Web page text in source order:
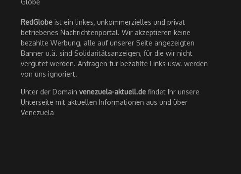
RedGlobe ist ein linkes, unkommerzielles und privat
betriebenes Nachrichtenportal. Wir akzeptieren keine
bezahlte Werbung, alle auf unserer Seite angezeigten
Banner u.ä. sind Solidaritätsanzeigen, für die wir nicht
vergütet werden. Anfragen für bezahlte Links usw. werden
von uns ignoriert.
Unter der Domain venezuela-aktuell.de findet Ihr unsere
Unterseite mit aktuellen Informationen aus und über
Venezuela